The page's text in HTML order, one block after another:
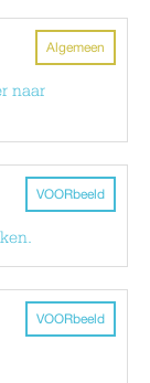
Algemeen
naar
VOORbeeld
VOORbeeld